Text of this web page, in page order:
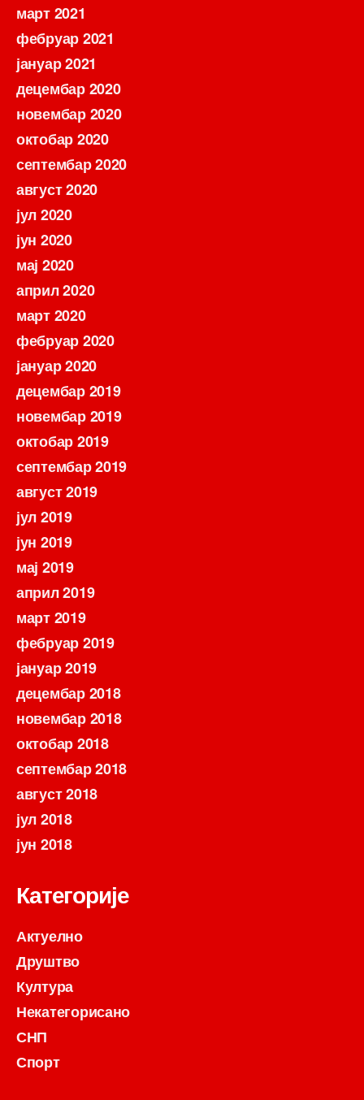
март 2021
фебруар 2021
јануар 2021
децембар 2020
новембар 2020
октобар 2020
септембар 2020
август 2020
јул 2020
јун 2020
мај 2020
април 2020
март 2020
фебруар 2020
јануар 2020
децембар 2019
новембар 2019
октобар 2019
септембар 2019
август 2019
јул 2019
јун 2019
мај 2019
април 2019
март 2019
фебруар 2019
јануар 2019
децембар 2018
новембар 2018
октобар 2018
септембар 2018
август 2018
јул 2018
јун 2018
Категорије
Актуелно
Друштво
Култура
Некатегорисано
СНП
Спорт